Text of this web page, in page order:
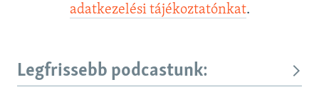
adatkezelési tájékoztatónkat.
Legfrissebb podcastunk: